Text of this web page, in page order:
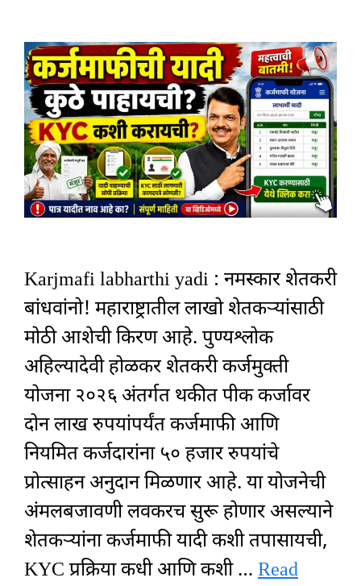
Karjmafi labharthi yadi : नमस्कार शेतकरी
बांधवांनो! महाराष्ट्रातील लाखो शेतकऱ्यांसाठी
मोठी आशेची किरण आहे. पुण्यश्लोक
अहिल्यादेवी होळकर शेतकरी कर्जमुक्ती
योजना २०२६ अंतर्गत थकीत पीक कर्जावर
दोन लाख रुपयांपर्यंत कर्जमाफी आणि
नियमित कर्जदारांना ५० हजार रुपयांचे
प्रोत्साहन अनुदान मिळणार आहे. या योजनेची
अंमलबजावणी लवकरच सुरू होणार असल्याने
शेतकऱ्यांना कर्जमाफी यादी कशी तपासायची,
KYC प्रक्रिया कधी आणि कशी … Read